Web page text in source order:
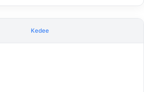
Kedee